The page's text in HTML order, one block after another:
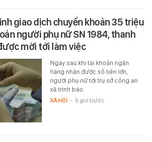
giao dịch chuyển khoản 35 triệu
người phụ nữ SN 1984, thanh
mời tới làm việc
Ngay sau khi tài khoản ngân
hàng nhận được số tiền lớn,
người phụ nữ tới trụ sở công an
xã trình báo.
XÃ HỘI - 5 giờ trước